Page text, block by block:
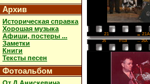
Архив
Историческая справка
Хорошая музыка
Афиши, постеры ...
Заметки
Книги
Тексты песен
Фотоальбом
21 → 21A
25 FUJI → 25A